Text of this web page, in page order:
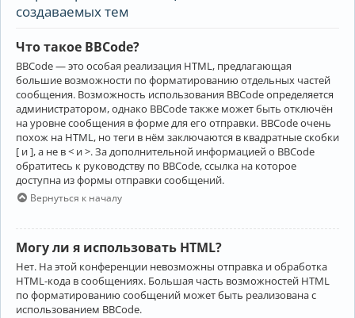
создаваемых тем
Что такое BBCode?
BBCode — это особая реализация HTML, предлагающая
большие возможности по форматированию отдельных частей
сообщения. Возможность использования BBCode определяется
администратором, однако BBCode также может быть отключён
на уровне сообщения в форме для его отправки. BBCode очень
похож на HTML, но теги в нём заключаются в квадратные скобки
[ и ], а не в < и >. За дополнительной информацией о BBCode
обратитесь к руководству по BBCode, ссылка на которое
доступна из формы отправки сообщений.
Вернуться к началу
Могу ли я использовать HTML?
Нет. На этой конференции невозможны отправка и обработка
HTML-кода в сообщениях. Большая часть возможностей HTML
по форматированию сообщений может быть реализована с
использованием BBCode.